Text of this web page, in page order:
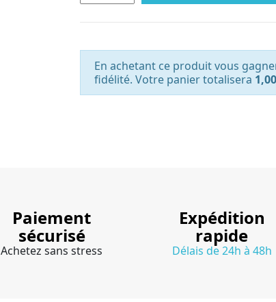
En achetant ce produit vous
fidélité. Votre panier totalisera
Paiement
sécurisé
Achetez sans stress
Expédition
rapide
Délais de 24h à 48h